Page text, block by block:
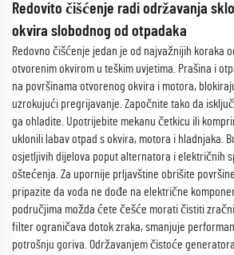
Redovito čišćenje radi održavanja
okvira slobodnog od otpadaka
Redovno čišćenje jedan je od najvažnijih koraka
otvorenim okvirom u teškim uvjetima. Prašina i
na površinama otvorenog okvira i motora,
uzrokujući pregrijavanje. Započnite tako da
ga ohladite. Upotrijebite mekanu četkicu ili
uklonili labav otpad s okvira, motora i hladnjaka.
osjetljivih dijelova poput alternatora i električnih
oštećenja. Za upornije prljavštine obrišite
pripazite da voda ne dođe na električne
područjima možda ćete češće morati čistiti
filter ograničava dotok zraka, smanjuje
potrošnju goriva. Održavanjem čistoće